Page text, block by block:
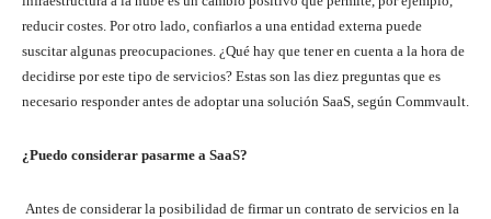
reducir costes. Por otro lado, confiarlos a una entidad externa puede
suscitar algunas preocupaciones. ¿Qué hay que tener en cuenta a la hora de
decidirse por este tipo de servicios? Estas son las diez preguntas que es
necesario responder antes de adoptar una solución SaaS, según Commvault.
¿Puedo considerar pasarme a SaaS?
Antes de considerar la posibilidad de firmar un contrato de servicios en la